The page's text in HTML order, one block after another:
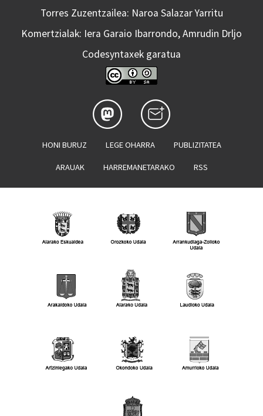
Torres Zuzentzailea: Naroa Salazar Yarritu
Komertzialak: Iera Garaio Ibarrondo, Amrudin Drljo
Codesyntaxek garatua
HONI BURUZ LEGE OHARRA PUBLIZITATEA
ARAUAK HARREMANETARAKO RSS